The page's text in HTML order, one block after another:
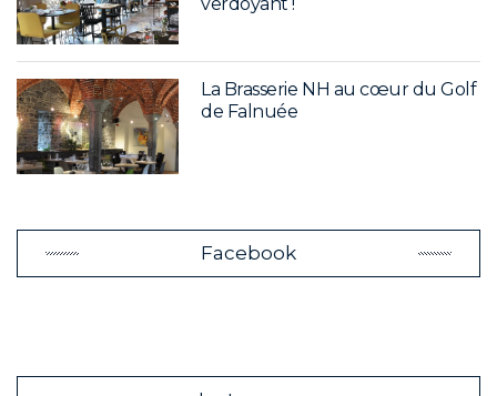
La Brasserie NH au cœur du Golf
de Falnuée
Facebook